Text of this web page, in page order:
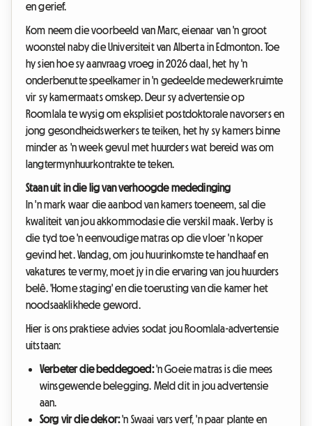
en gerief.
Kom neem die voorbeeld van Marc, eienaar van 'n groot
woonstel naby die Universiteit van Alberta in Edmonton. Toe
hy sien hoe sy aanvraag vroeg in 2026 daal, het hy 'n
onderbenutte speelkamer in 'n gedeelde medewerkruimte
vir sy kamermaats omskep. Deur sy advertensie op
Roomlala te wysig om eksplisiet postdoktorale navorsers en
jong gesondheidswerkers te teiken, het hy sy kamers binne
minder as 'n week gevul met huurders wat bereid was om
langtermynhuurkontrakte te teken.
Staan uit in die lig van verhoogde mededinging
In 'n mark waar die aanbod van kamers toeneem, sal die
kwaliteit van jou akkommodasie die verskil maak. Verby is
die tyd toe 'n eenvoudige matras op die vloer 'n koper
gevind het. Vandag, om jou huurinkomste te handhaaf en
vakatures te vermy, moet jy in die ervaring van jou huurders
belê. 'Home staging' en die toerusting van die kamer het
noodsaaklikhede geword.
Hier is ons praktiese advies sodat jou Roomlala-advertensie
uitstaan:
Verbeter die beddegoed:'n Goeie matras is die mees
winsgewende belegging. Meld dit in jou advertensie
aan.
Sorg vir die dekor:'n Swaai vars verf, 'n paar plante en